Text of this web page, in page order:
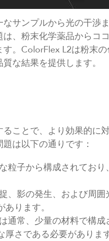
サンプルから光の干渉
、粉末化学薬品からコ
。ColorFlex L2は粉末
な結果を提供します。
ことで、より効果的に
は以下の通りです：
粒子から構成されてお
、影の発生、および周
ります。
通常、少量の材料で構
さである必要がありま